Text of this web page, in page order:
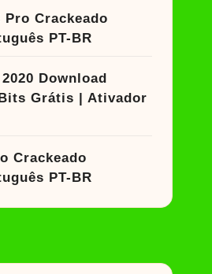
Pro Crackeado
PT-BR
Download
Grátis | Ativador
Crackeado
PT-BR